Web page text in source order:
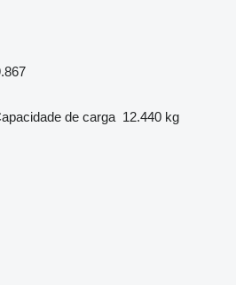
de carga 12.440 kg